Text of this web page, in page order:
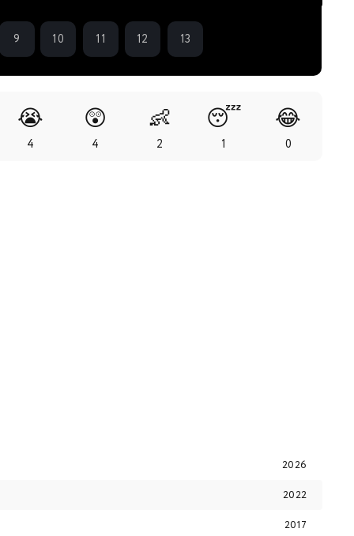
9 10 11 12 13
😭
4
😲
4
👶
2
😴
1
😂
0
2026
2022
2017